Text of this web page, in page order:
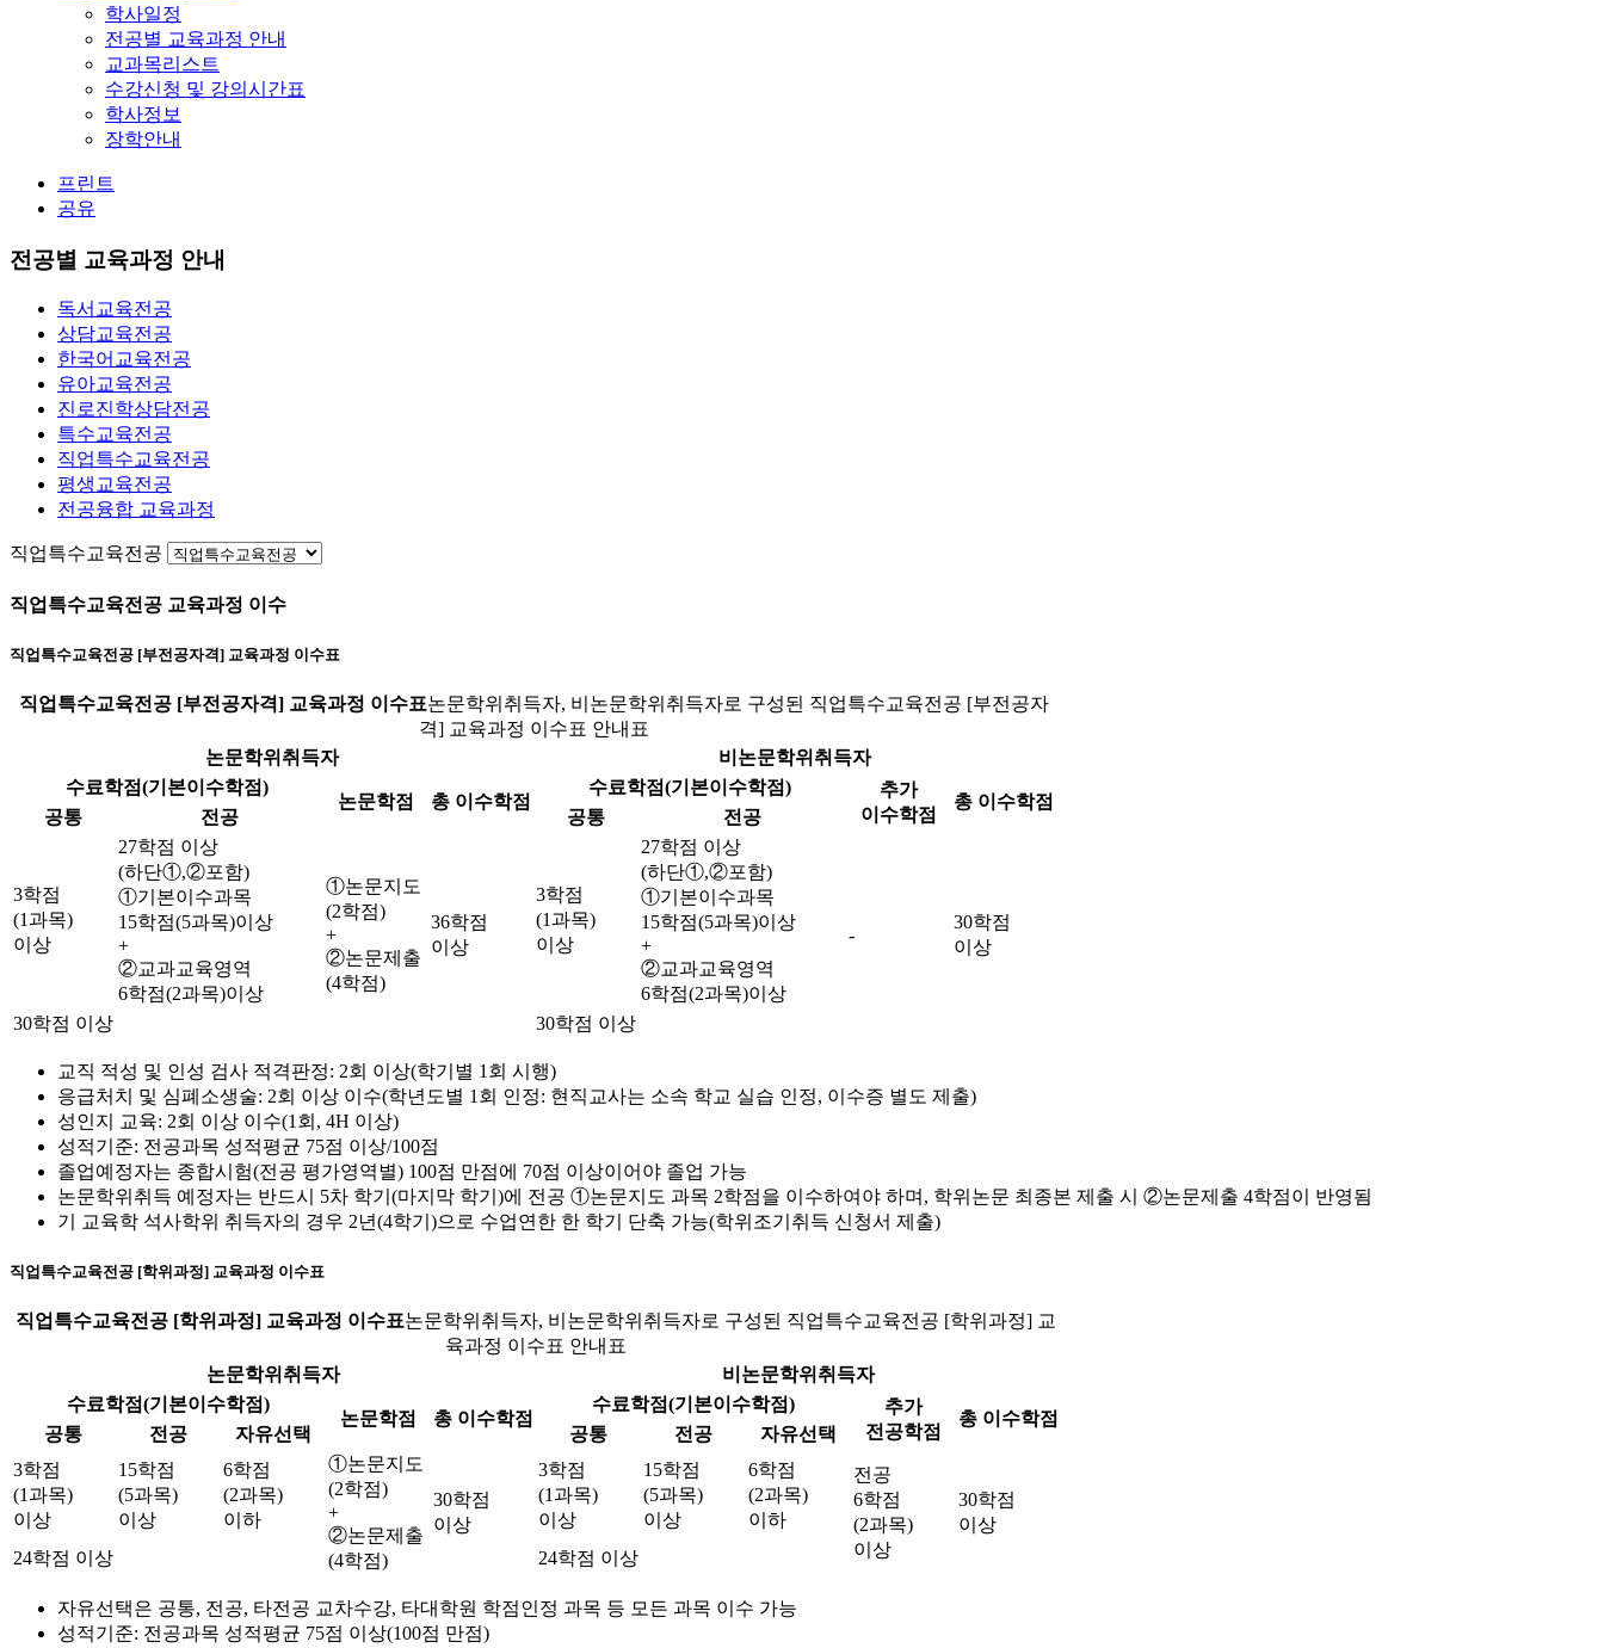
학사일정
전공별 교육과정 안내
교과목리스트
수강신청 및 강의시간표
학사정보
장학안내
프린트
공유
전공별 교육과정 안내
독서교육전공
상담교육전공
한국어교육전공
유아교육전공
진로진학상담전공
특수교육전공
직업특수교육전공
평생교육전공
전공융합 교육과정
직업특수교육전공
직업특수교육전공 교육과정 이수
직업특수교육전공 [부전공자격] 교육과정 이수표
직업특수교육전공 [부전공자격] 교육과정 이수표논문학위취득자, 비논문학위취득자로 구성된 직업특수교육전공 [부전공자
격] 교육과정 이수표 안내표
논문학위취득자
비논문학위취득자
수료학점(기본이수학점)
논문학점 총 이수학점
수료학점(기본이수학점)
추가
이수학점
총 이수학점
공통 전공 공통 전공
3학점
(1과목)
이상
27학점 이상
(하단①,②포함)
①기본이수과목
15학점(5과목)이상
+
②교과교육영역
6학점(2과목)이상
①논문지도
(2학점)
+
②논문제출
(4학점)
36학점
이상
3학점
(1과목)
이상
27학점 이상
(하단①,②포함)
①기본이수과목
15학점(5과목)이상
+
②교과교육영역
6학점(2과목)이상
-
30학점
이상
30학점 이상 30학점 이상
교직 적성 및 인성 검사 적격판정: 2회 이상(학기별 1회 시행)
응급처치 및 심폐소생술: 2회 이상 이수(학년도별 1회 인정: 현직교사는 소속 학교 실습 인정, 이수증 별도 제출)
성인지 교육: 2회 이상 이수(1회, 4H 이상)
성적기준: 전공과목 성적평균 75점 이상/100점
졸업예정자는 종합시험(전공 평가영역별) 100점 만점에 70점 이상이어야 졸업 가능
논문학위취득 예정자는 반드시 5차 학기(마지막 학기)에 전공 ①논문지도 과목 2학점을 이수하여야 하며, 학위논문 최종본 제출 시 ②논문제출 4학점이 반영됨
기 교육학 석사학위 취득자의 경우 2년(4학기)으로 수업연한 한 학기 단축 가능(학위조기취득 신청서 제출)
직업특수교육전공 [학위과정] 교육과정 이수표
직업특수교육전공 [학위과정] 교육과정 이수표논문학위취득자, 비논문학위취득자로 구성된 직업특수교육전공 [학위과정] 교
육과정 이수표 안내표
논문학위취득자
비논문학위취득자
수료학점(기본이수학점)
논문학점 총 이수학점
수료학점(기본이수학점)
추가
전공학점
총 이수학점
공통 전공 자유선택 공통 전공
자유선택
3학점
(1과목)
이상
15학점
(5과목)
이상
6학점
(2과목)
이하
①논문지도
(2학점)
+
②논문제출
(4학점)
30학점
이상
3학점
(1과목)
이상
15학점
(5과목)
이상
6학점
(2과목)
이하
전공
6학점
(2과목)
이상
30학점
이상
24학점 이상
24학점 이상
자유선택은 공통, 전공, 타전공 교차수강, 타대학원 학점인정 과목 등 모든 과목 이수 가능
성적기준: 전공과목 성적평균 75점 이상(100점 만점)